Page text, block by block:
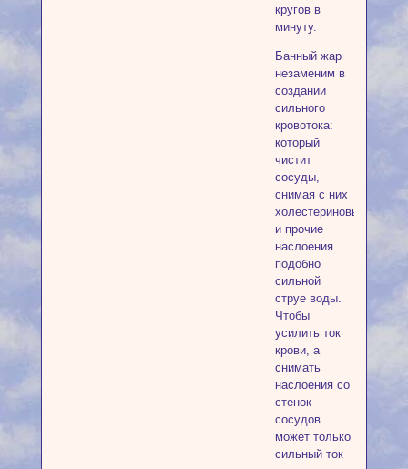
кругов в
минуту.
Банный жар
незаменим в
создании
сильного
кровотока:
который
чистит
сосуды,
снимая с них
холестериновые
и прочие
наслоения
подобно
сильной
струе воды.
Чтобы
усилить ток
крови, а
снимать
наслоения со
стенок
сосудов
может только
сильный ток